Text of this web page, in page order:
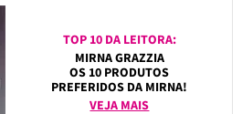
TOP 10 DA LEITORA:
MIRNA GRAZZIA
OS 10 PRODUTOS
PREFERIDOS DA MIRNA!
VEJA MAIS